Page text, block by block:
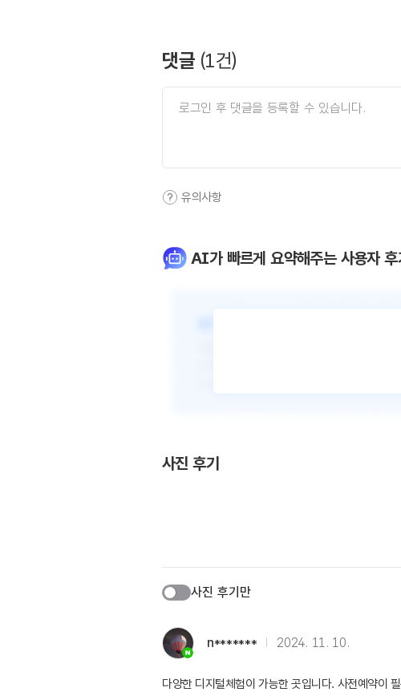
댓글 (1건)
유의사항
AI가 빠르게 요약해주는 사용자 후
사진 후기
사진 후기만
n******* 2024. 11. 10.
다양한 디지털체험이 가능한 곳입니다. 사전예약이